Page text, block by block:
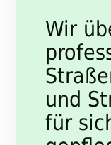
Wir
und
für